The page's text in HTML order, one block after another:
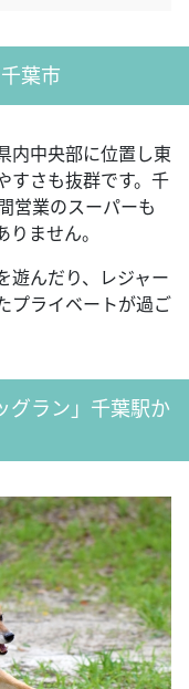
葉市
内中央部に位置し東
すさも抜群です。千
営業のスーパーも
ません。
遊んだり、レジャー
プライベートが過ご
グラン」千葉駅か